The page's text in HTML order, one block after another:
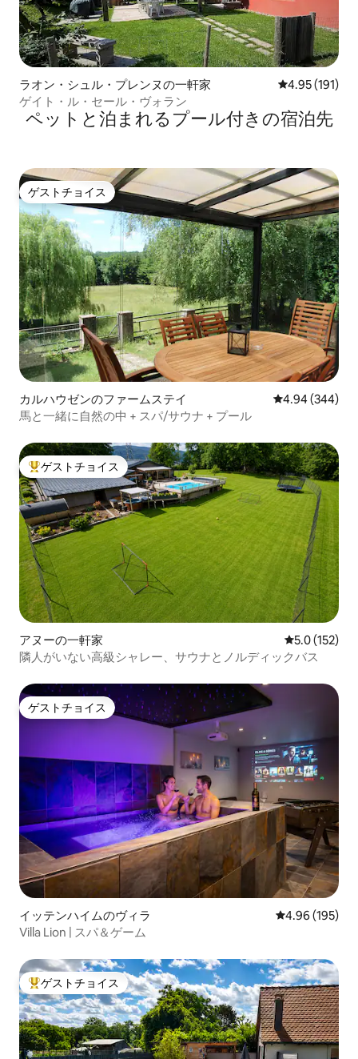
ラオン・シュル・プレンヌの一軒家 レビュー191
4.95 (191)
ゲイト・ル・セール・ヴォラン
ペットと泊まれるプール付きの宿泊先
ゲストチョイス
ゲストチョイス
カルハウゼンのファームステイ レビュー344
4.94 (344)
馬と一緒に自然の中 + スパ/サウナ + プール
大好評のゲストチョイスです。
ゲストチョイス
アヌーの一軒家 レビュー152
5.0 (152)
隣人がいない高級シャレー、サウナとノルディックバス
ゲストチョイス
ゲストチョイス
イッテンハイムのヴィラ レビュー195
4.96 (195)
Villa Lion | スパ＆ゲーム
大好評のゲストチョイスです。
ゲストチョイス